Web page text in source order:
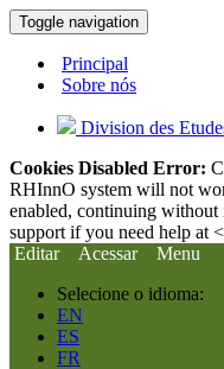
Toggle navigation
Principal
Sobre nós
Division des
Cookies Disabled Error:
RHInnO system will not
enabled, continuing without
support if you need help at <
Editar
Acessar
Menu
Selecione o idioma:
EN
ES
FR